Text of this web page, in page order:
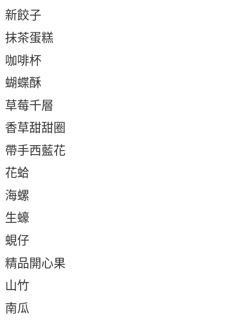
新餃子
抹茶蛋糕
咖啡杯
蝴蝶酥
草莓千層
香草甜甜圈
帶手西藍花
花蛤
海螺
生蠔
蜆仔
精品開心果
山竹
南瓜